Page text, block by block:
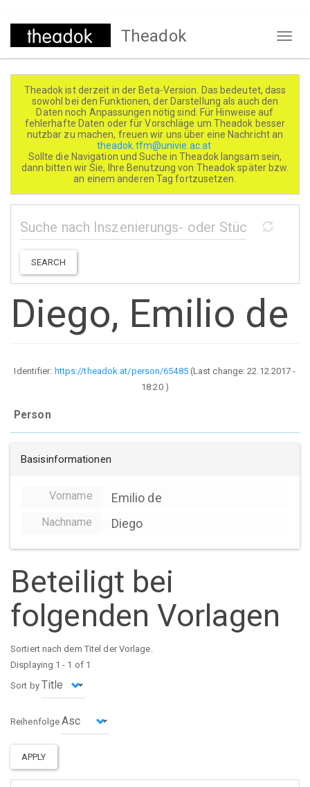
Direkt
Theadok
Theadok ist derzeit in der Beta-Version. Das bedeutet, dass
sowohl bei den Funktionen, der Darstellung als auch den
Daten noch Anpassungen nötig sind. Für Hinweise auf
fehlerhafte Daten oder für Vorschläge um Theadok besser
nutzbar zu machen, freuen wir uns über eine Nachricht an
theadok.tfm@univie.ac.at
Sollte die Navigation und Suche in Theadok langsam sein,
dann bitten wir Sie, Ihre Benutzung von Theadok später bzw.
an einem anderen Tag fortzusetzen.
SEARCH
Diego, Emilio de
Identifier: https://theadok.at/person/65485(Last change:22.12.2017 -
18:20)
Person
Basisinformationen
Vorname Emilio de
Nachname Diego
Beteiligt bei
folgenden Vorlagen
Sortiert nach dem Titel der Vorlage.
Displaying 1 - 1 of 1
Sort by
Reihenfolge
APPLY